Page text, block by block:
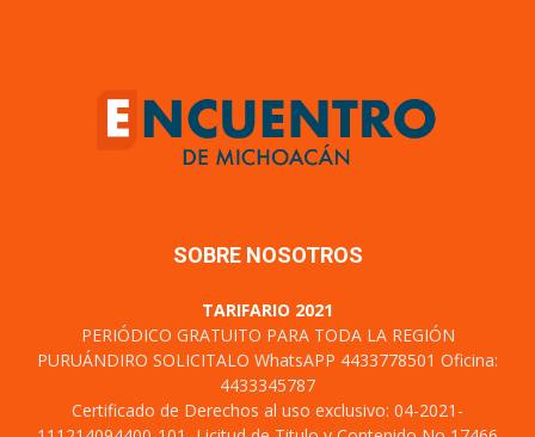
SOBRE NOSOTROS
TARIFARIO 2021
PERIÓDICO GRATUITO PARA TODA LA REGIÓN
PURUÁNDIRO SOLICITALO WhatsAPP 4433778501 Oficina:
4433345787
Certificado de Derechos al uso exclusivo: 04-2021-